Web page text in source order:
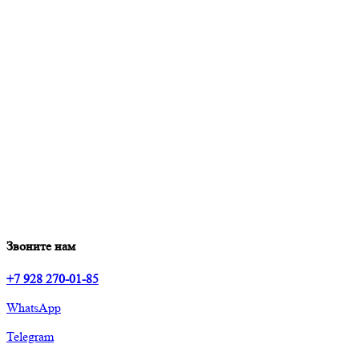
Звоните нам
+7 928 270-01-85
WhatsApp
Telegram